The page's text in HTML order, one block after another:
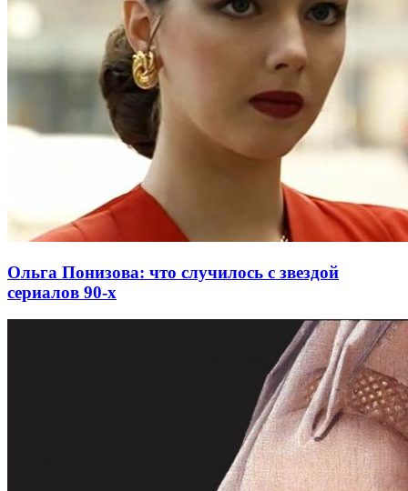
Ольга Понизова: что случилось с звездой
сериалов 90-х